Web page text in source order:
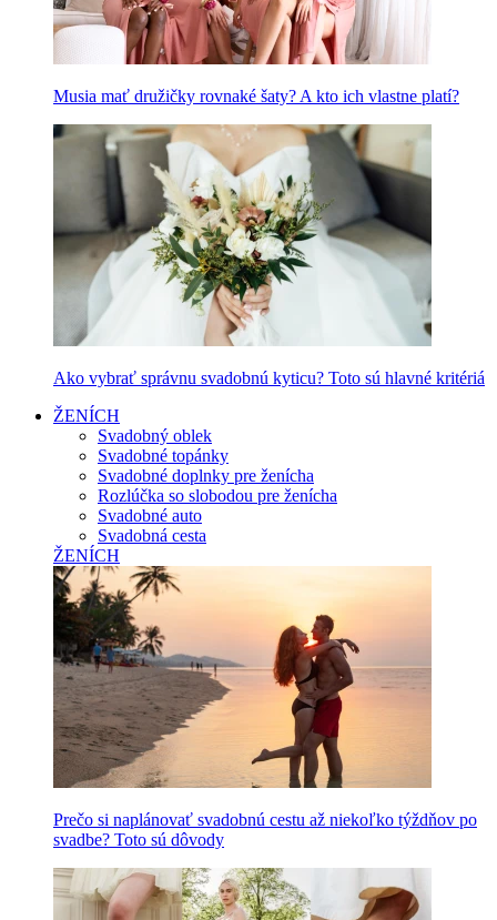
Musia mať družičky rovnaké šaty? A kto ich vlastne platí?
Ako vybrať správnu svadobnú kyticu? Toto sú hlavné kritériá
ŽENÍCH
Svadobný oblek
Svadobné topánky
Svadobné doplnky pre ženícha
Rozlúčka so slobodou pre ženícha
Svadobné auto
Svadobná cesta
ŽENÍCH
Prečo si naplánovať svadobnú cestu až niekoľko týždňov po
svadbe? Toto sú dôvody